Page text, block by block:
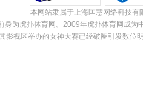
本网站隶属于上海匡慧网络科技
身为虎扑体育网。2009年虎扑体育网成
影视区举办的女神大赛已经破圈引发数位